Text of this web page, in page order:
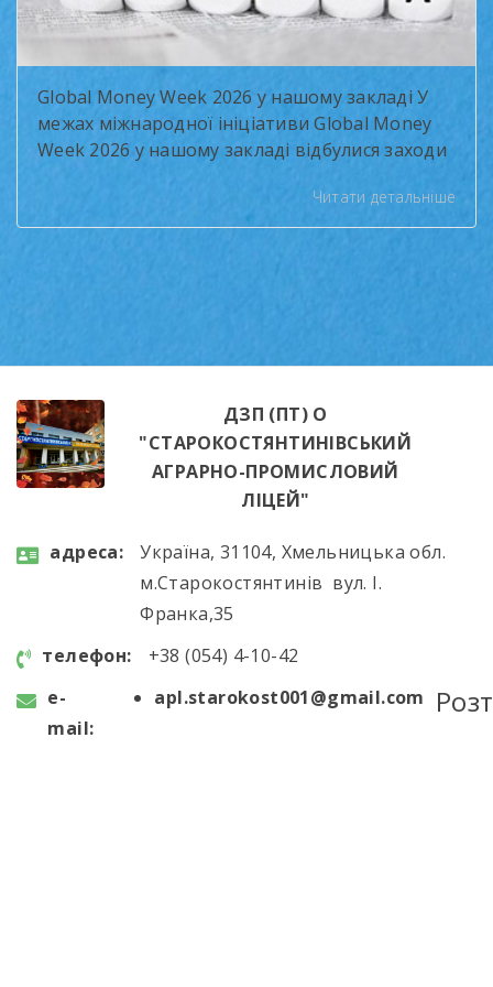
Global Money Week 2026 у нашому закладі У
межах міжнародної ініціативи Global Money
Week 2026 у нашому закладі відбулися заходи
здобувачів освіти. Тема року — «Чесні
розмови про гроші» (Smart Money Talks) —
занять: «Фінансове […]
Читати детальніше
ДЗП (ПТ) О
"СТАРОКОСТЯНТИНІВСЬКИЙ
АГРАРНО-ПРОМИСЛОВИЙ
ЛІЦЕЙ"
aдресa:
Україна, 31104, Хмельницька обл.
м.Старокостянтинів вул. І.
Франка,35
телефон:
+38 (054) 4-10-42
e-
mail:
apl.starokost001@gmail.com